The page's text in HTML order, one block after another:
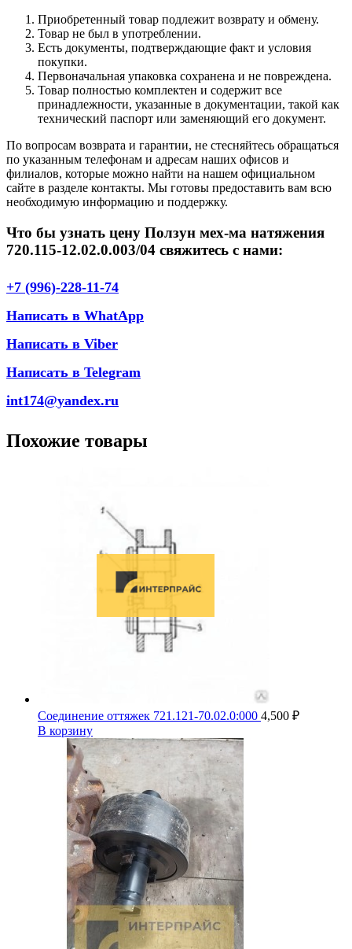
Приобретенный товар подлежит возврату и обмену.
Товар не был в употреблении.
Есть документы, подтверждающие факт и условия
покупки.
Первоначальная упаковка сохранена и не повреждена.
Товар полностью комплектен и содержит все
принадлежности, указанные в документации, такой как
технический паспорт или заменяющий его документ.
По вопросам возврата и гарантии, не стесняйтесь обращаться
по указанным телефонам и адресам наших офисов и
филиалов, которые можно найти на нашем официальном
сайте в разделе контакты. Мы готовы предоставить вам всю
необходимую информацию и поддержку.
Что бы узнать цену Ползун мех-ма натяжения
720.115-12.02.0.003/04 свяжитесь с нами:
+7 (996)-228-11-74
Написать в WhatApp
Написать в Viber
Написать в Telegram
int174@yandex.ru
Похожие товары
Соединение оттяжек 721.121-70.02.0:000 4,500 ₽
В корзину